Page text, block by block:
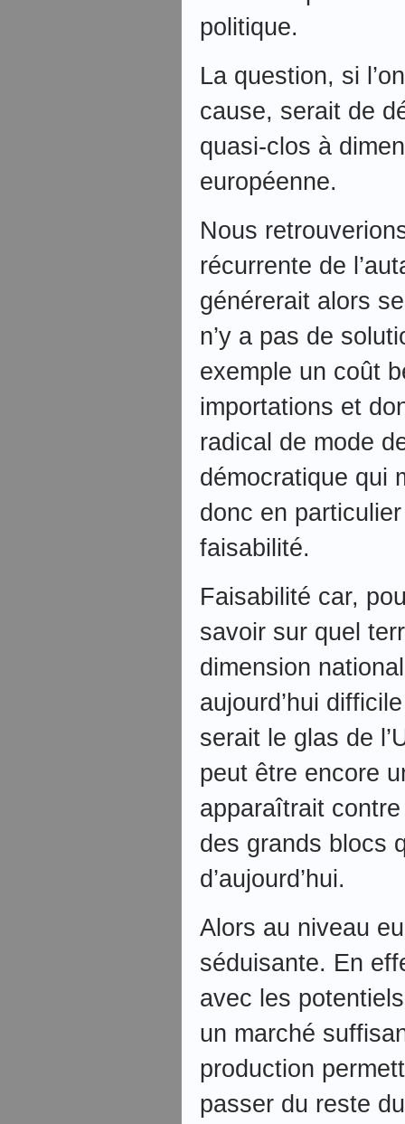
politique.
La question, si
cause, serait de
quasi-clos à
européenne.
Nous
récurrente de
générerait alors
n’y a pas de
exemple un coût
importations et
radical de mode
démocratique qui
donc en
faisabilité.
Faisabilité car,
savoir sur quel
dimension
aujourd’hui
serait le glas de
peut être encore
apparaîtrait
des grands blocs
d’aujourd’hui.
Alors au niveau
séduisante. En
avec les
un marché
production
passer du reste